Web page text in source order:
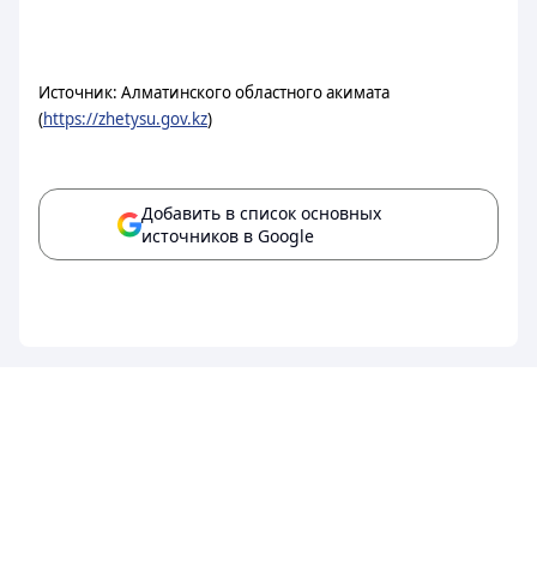
Источник: Алматинского областного акимата
(https://zhetysu.gov.kz)
Добавить в список основных
источников в Google